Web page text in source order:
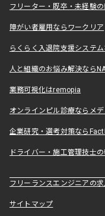
フリーター・既卒・未経験
障がい者雇用ならワークリア
らくらく入退院支援システ
人と組織のお悩み解決なら
業務可視化はremopia
オンラインピル診療ならメ
企業研究・選考対策なら
ドライバー・施工管理技士
フリーランスエンジニアの
サイトマップ